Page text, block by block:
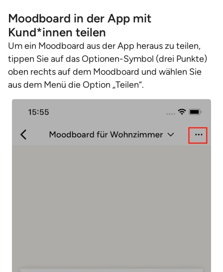
Moodboard in der App mit
Kund*innen teilen
Um ein Moodboard aus der App heraus zu teilen,
tippen Sie auf das Optionen-Symbol (drei Punkte)
oben rechts auf dem Moodboard und wählen Sie
aus dem Menü die Option „Teilen“.